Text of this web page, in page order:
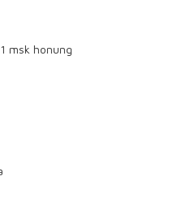
msk honung